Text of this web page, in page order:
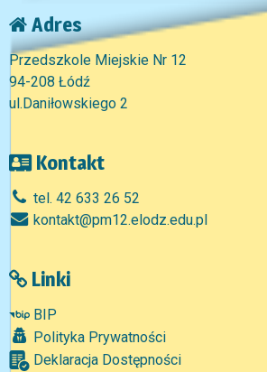
Adres
Przedszkole Miejskie Nr 12
94-208 Łódź
ul.Daniłowskiego 2
Kontakt
tel. 42 633 26 52
kontakt@pm12.elodz.edu.pl
Linki
BIP
Polityka Prywatności
Deklaracja Dostępności